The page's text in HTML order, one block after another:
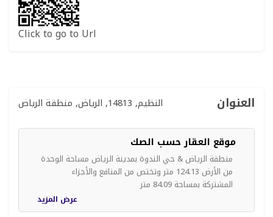
Click to go to Url
العنوان النظيم, 14813, الرياض, منطقة الرياض
موقع العقار حسب الصك
منطقة الرياض & حي الندوة بمدينة الرياض مساحة الوحدة
من الأرض 124.13 متر وتختص من المنافع والأجزاء
المشتركة بمساحة 84.09 متر
عرض المزيد